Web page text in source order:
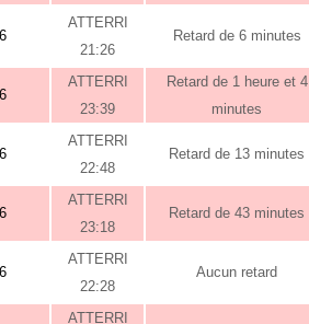
ATTERRI
21:26
Retard de 6 minutes
ATTERRI
23:39
Retard de 1 heure et 4
minutes
ATTERRI
22:48
Retard de 13 minutes
ATTERRI
23:18
Retard de 43 minutes
ATTERRI
22:28
Aucun retard
ATTERRI